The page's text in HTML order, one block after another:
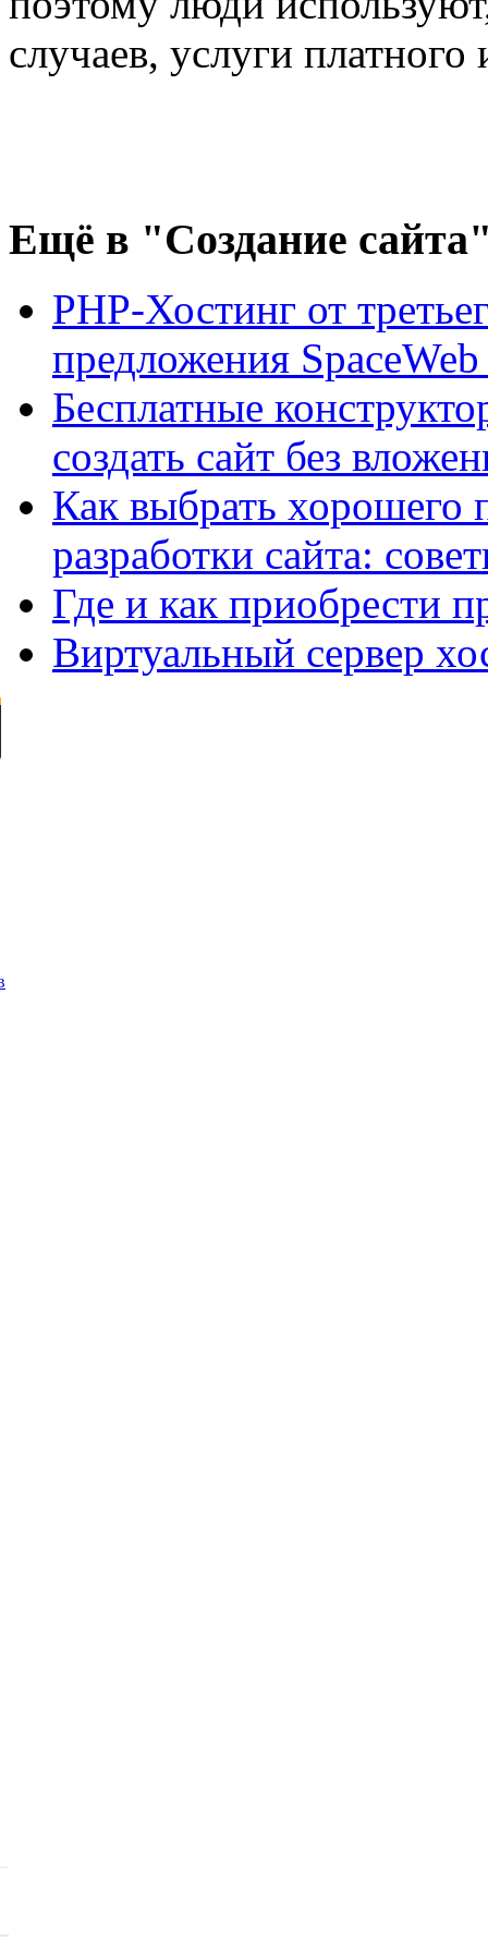
случаев, услуги платного
Ещё в "Создание
PHP-Хостинг от
предложения
Бесплатные
создать сайт без
Как выбрать хорошего
разработки сайта:
Где и как приобрести
Виртуальный сервер